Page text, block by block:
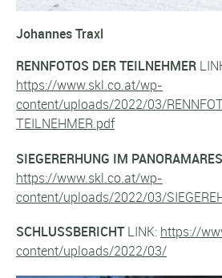
Johannes Traxl
RENNFOTOS DER TEILNEHMER
https://www.skl.co.at/wp-
content/uploads/2022/03/
TEILNEHMER.pdf
SIEGERERHUNG IM
https://www.skl.co.at/wp-
content/uploads/2022/03/
SCHLUSSBERICHTLINK: https://
content/uploads/2022/03/